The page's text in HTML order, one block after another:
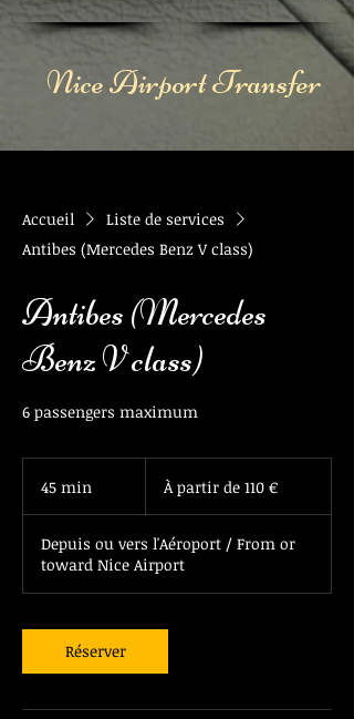
Nice Airport Transfer
Accueil
Liste de services
Antibes (Mercedes Benz V class)
Antibes (Mercedes
Benz V class)
6 passengers maximum
45 min
i
n
partir
euros
À partir de 110 €
Depuis ou vers l'Aéroport / From or
toward Nice Airport
Réserver